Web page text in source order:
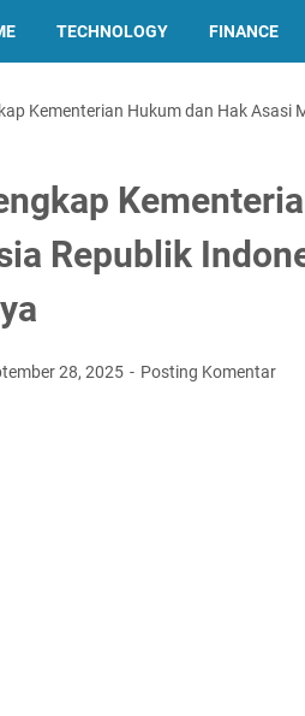
TECHNOLOGY FINANCE
Kementerian Hukum dan Hak Asasi
Republik
28, 2025 Posting Komentar